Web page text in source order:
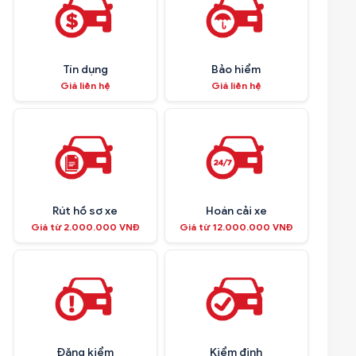
Tín dụng
Giá liên hệ
Bảo hiểm
Giá liên hệ
Rút hồ sơ xe
Giá từ 2.000.000 VNĐ
Hoán cải xe
Giá từ 12.000.000 VNĐ
Đăng kiểm Kiểm định